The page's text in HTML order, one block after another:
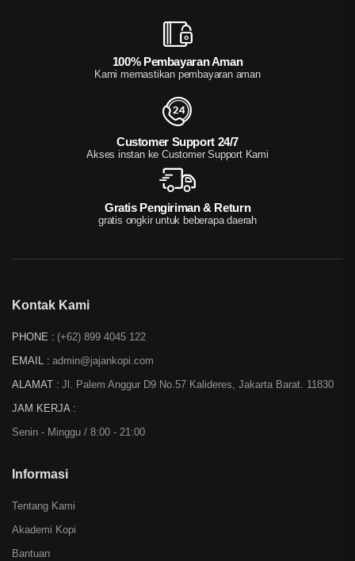
100% Pembayaran Aman
Kami memastikan pembayaran aman
Customer Support 24/7
Akses instan ke Customer Support Kami
Gratis Pengiriman & Return
gratis ongkir untuk beberapa daerah
Kontak Kami
PHONE : (+62) 899 4045 122
EMAIL : admin@jajankopi.com
ALAMAT : Jl. Palem Anggur D9 No.57 Kalideres, Jakarta Barat. 11830
JAM KERJA :
Senin - Minggu / 8:00 - 21:00
Informasi
Tentang Kami
Akademi Kopi
Bantuan